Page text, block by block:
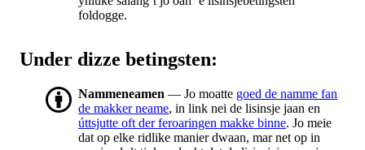
foldogge.
Under dizze betingsten:
Nammeneamen — Jo moatte goed de namme fan
de makker neame, in link nei de lisinsje jaan en
úttsjutte oft der feroaringen makke binne. Jo meie
dat op elke ridlike manier dwaan, mar net op in